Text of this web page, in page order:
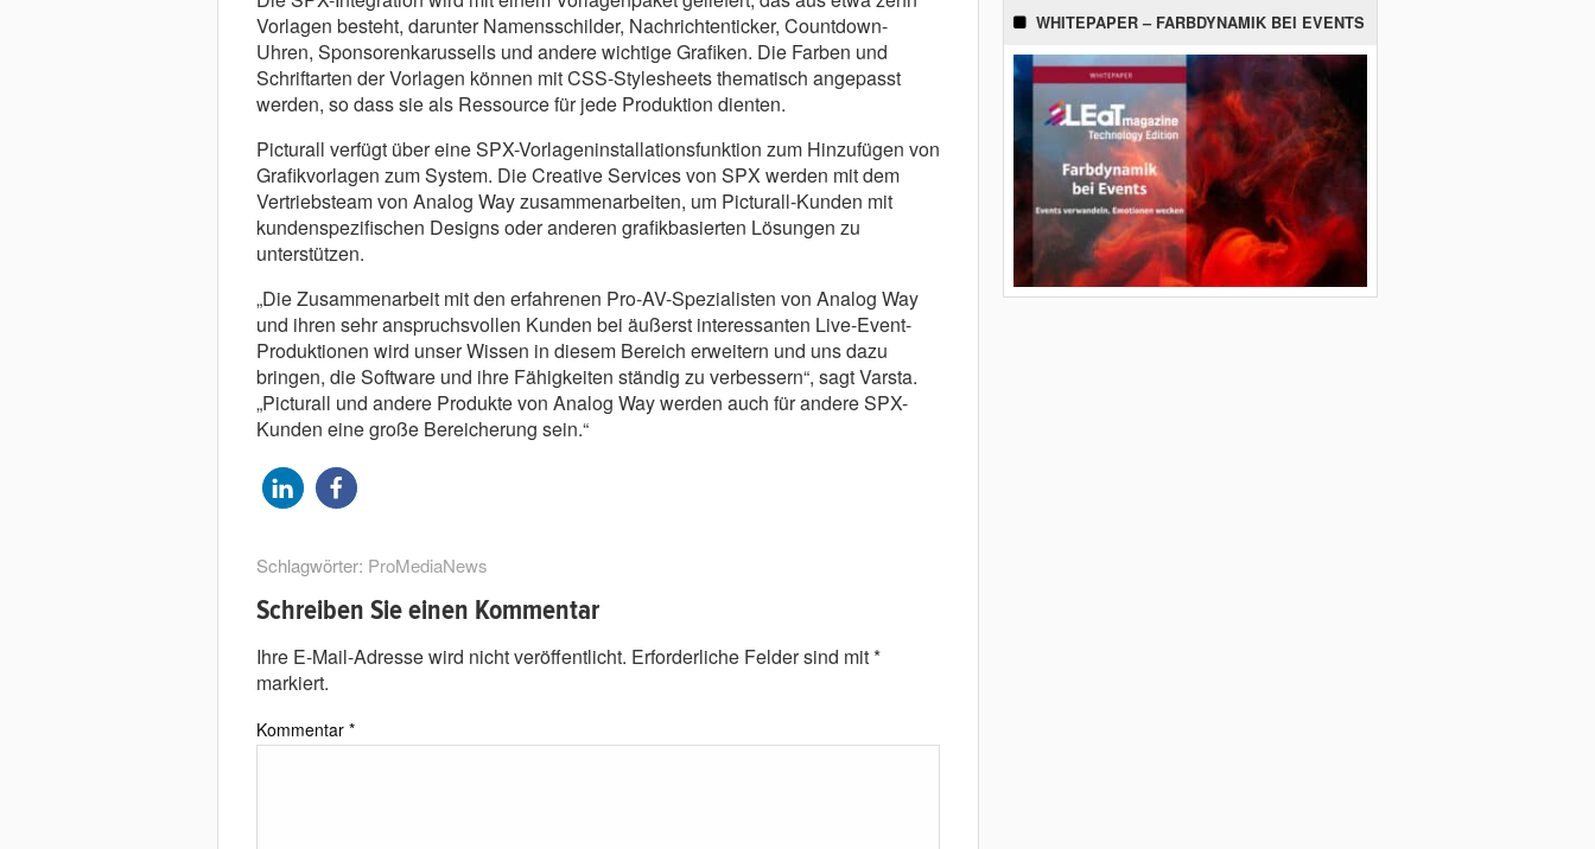
Vorlagen besteht, darunter Namensschilder, Nachrichtenticker, Countdown-
Uhren, Sponsorenkarussells und andere wichtige Grafiken. Die Farben und
Schriftarten der Vorlagen können mit CSS-Stylesheets thematisch angepasst
werden, so dass sie als Ressource für jede Produktion dienten.
Picturall verfügt über eine SPX-Vorlageninstallationsfunktion zum Hinzufügen von
Grafikvorlagen zum System. Die Creative Services von SPX werden mit dem
Vertriebsteam von Analog Way zusammenarbeiten, um Picturall-Kunden mit
kundenspezifischen Designs oder anderen grafikbasierten Lösungen zu
unterstützen.
„Die Zusammenarbeit mit den erfahrenen Pro-AV-Spezialisten von Analog Way
und ihren sehr anspruchsvollen Kunden bei äußerst interessanten Live-Event-
Produktionen wird unser Wissen in diesem Bereich erweitern und uns dazu
bringen, die Software und ihre Fähigkeiten ständig zu verbessern“, sagt Varsta.
„Picturall und andere Produkte von Analog Way werden auch für andere SPX-
Kunden eine große Bereicherung sein.“
Schlagwörter: ProMediaNews
Schreiben Sie einen Kommentar
Ihre E-Mail-Adresse wird nicht veröffentlicht. Erforderliche Felder sind mit*
markiert.
Kommentar *
WHITEPAPER – FARBDYNAMIK BEI EVENTS